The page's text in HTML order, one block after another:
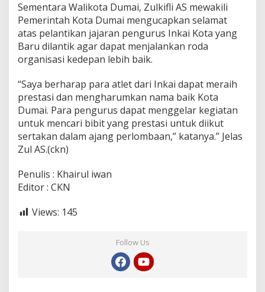
Sementara Walikota Dumai, Zulkifli AS mewakili
Pemerintah Kota Dumai mengucapkan selamat
atas pelantikan jajaran pengurus Inkai Kota yang
Baru dilantik agar dapat menjalankan roda
organisasi kedepan lebih baik.
“Saya berharap para atlet dari Inkai dapat meraih
prestasi dan mengharumkan nama baik Kota
Dumai. Para pengurus dapat menggelar kegiatan
untuk mencari bibit yang prestasi untuk diikut
sertakan dalam ajang perlombaan,” katanya.” Jelas
Zul AS.(ckn)
Penulis : Khairul iwan
Editor : CKN
Views: 145
Follow Us